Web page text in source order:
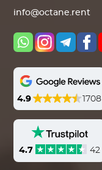
info@octane.rent
4.9 1708
4.7 42